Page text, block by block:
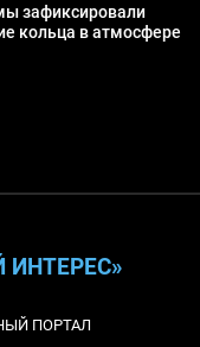
зафиксировали
кольца в атмосфере
ИНТЕРЕС»
ПОРТАЛ